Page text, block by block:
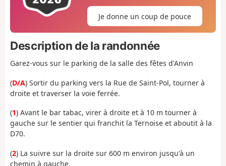
Je donne un coup de pouce
Description de la randonnée
Garez-vous sur le parking de la salle des fêtes d'Anvin
(D/A) Sortir du parking vers la Rue de Saint-Pol, tourner à
droite et traverser la voie ferrée.
(1) Avant le bar tabac, virer à droite et à 10 m tourner à
gauche sur le sentier qui franchit la Ternoise et aboutit à la
D70.
(2) La suivre sur la droite sur 600 m environ jusqu'à un
chemin à gauche.